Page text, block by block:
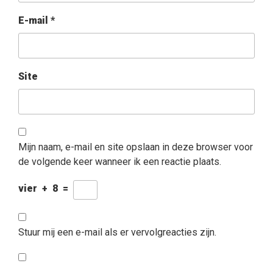
E-mail *
Site
Mijn naam, e-mail en site opslaan in deze browser voor
de volgende keer wanneer ik een reactie plaats.
vier + 8 =
Stuur mij een e-mail als er vervolgreacties zijn.